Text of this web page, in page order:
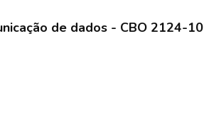
de dados - CBO 2124-10